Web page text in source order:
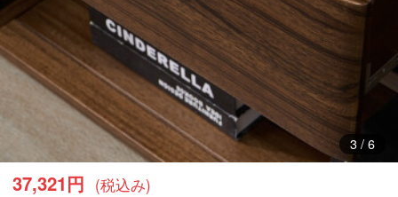
4/ 6
37,321円 (税込み)